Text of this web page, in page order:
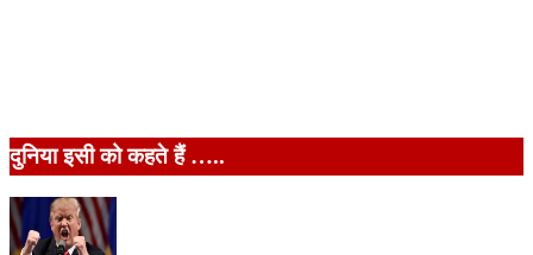
दुनिया इसी को कहते हैं …..